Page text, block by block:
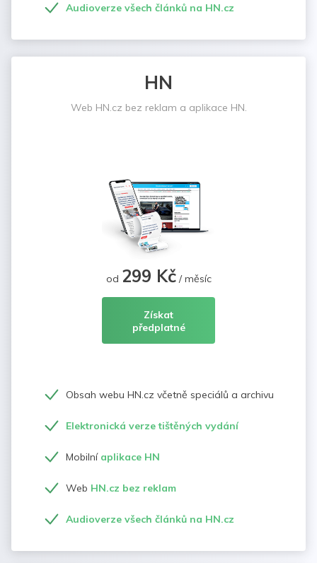
Audioverze všech článků na HN.cz
HN
Web HN.cz bez reklam a aplikace HN.
od 299 Kč/ měsíc
Získat
předplatné
Obsah webu HN.cz včetně speciálů a archivu
Elektronická verze tištěných vydání
Mobilní aplikace HN
Web HN.cz bez reklam
Audioverze všech článků na HN.cz